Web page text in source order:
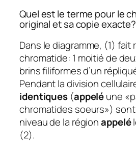
Quel est le terme pour le
original et sa copie exacte?
Dans le diagramme, (1)
chromatide: 1 moitié de
brins filiformes d’un
Pendant la division
identiques (appeléune
chromatides soeurs»)
niveau de la régionappelé
(2).